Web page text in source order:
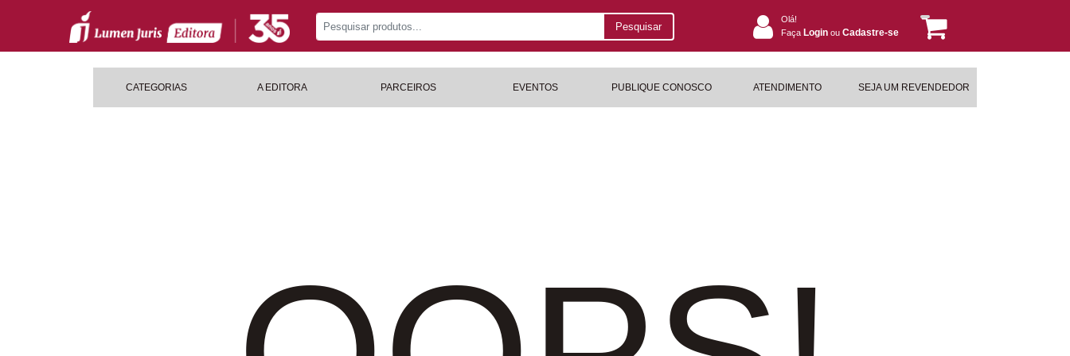
Pesquisar
Olá!
Faça Login ou Cadastre-se
CATEGORIAS A EDITORA PARCEIROS EVENTOS PUBLIQUE CONOSCO ATENDIMENTO SEJA UM REVENDEDOR